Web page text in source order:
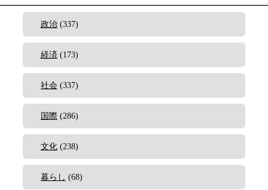
政治(337)
経済(173)
社会(337)
国際 (286)
文化(238)
暮らし (68)